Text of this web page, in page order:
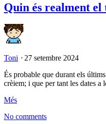
Quin és realment el
Toni ⋅ 27 setembre 2024
És probable que durant els
crèiem; i que per tant les dates
Més
No comments